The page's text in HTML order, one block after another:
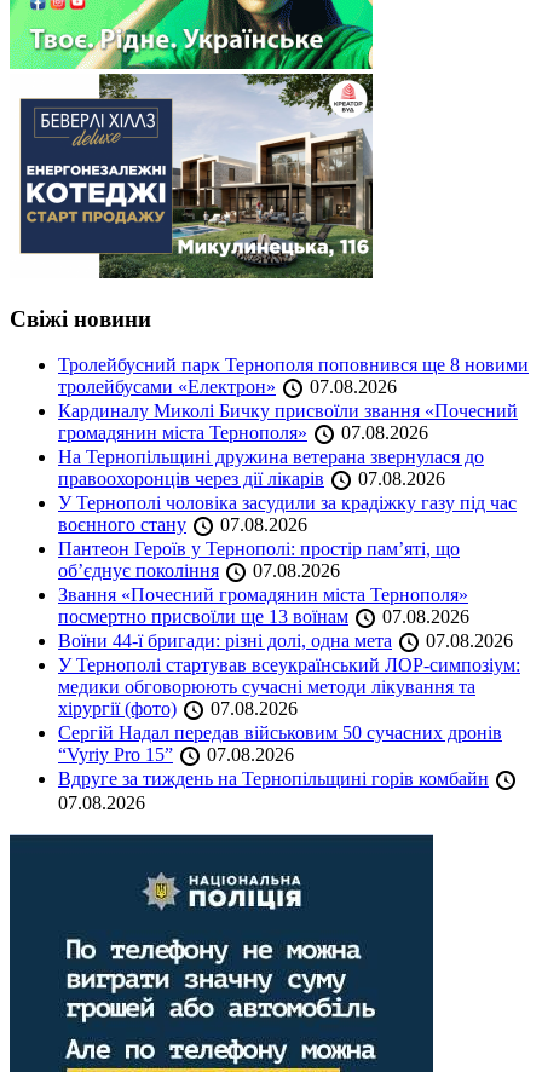
Свіжі новини
Тролейбусний парк Тернополя поповнився ще 8 новими
тролейбусами «Електрон»
07.08.2026
Кардиналу Миколі Бичку присвоїли звання «Почесний
громадянин міста Тернополя»
07.08.2026
На Тернопільщині дружина ветерана звернулася до
правоохоронців через дії лікарів
07.08.2026
У Тернополі чоловіка засудили за крадіжку газу під час
воєнного стану
07.08.2026
Пантеон Героїв у Тернополі: простір пам’яті, що
об’єднує покоління
07.08.2026
Звання «Почесний громадянин міста Тернополя»
посмертно присвоїли ще 13 воїнам
07.08.2026
Воїни 44-ї бригади: різні долі, одна мета
07.08.2026
У Тернополі стартував всеукраїнський ЛОР-симпозіум:
медики обговорюють сучасні методи лікування та
хірургії (фото)
07.08.2026
Сергій Надал передав військовим 50 сучасних дронів
“Vyriy Pro 15”
07.08.2026
Вдруге за тиждень на Тернопільщині горів комбайн
07.08.2026